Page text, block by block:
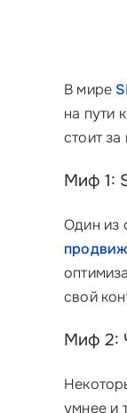
В мире
на пути
стоит
Миф 1:
Один из
свой
Миф 2:
умнее и